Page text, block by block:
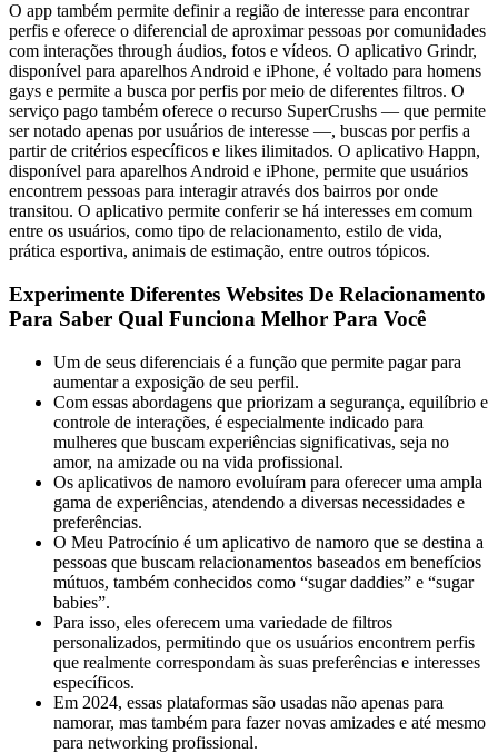
O app também permite definir a região de interesse para encontrar
perfis e oferece o diferencial de aproximar pessoas por comunidades
com interações through áudios, fotos e vídeos. O aplicativo Grindr,
disponível para aparelhos Android e iPhone, é voltado para homens
gays e permite a busca por perfis por meio de diferentes filtros. O
serviço pago também oferece o recurso SuperCrushs — que permite
ser notado apenas por usuários de interesse —, buscas por perfis a
partir de critérios específicos e likes ilimitados. O aplicativo Happn,
disponível para aparelhos Android e iPhone, permite que usuários
encontrem pessoas para interagir através dos bairros por onde
transitou. O aplicativo permite conferir se há interesses em comum
entre os usuários, como tipo de relacionamento, estilo de vida,
prática esportiva, animais de estimação, entre outros tópicos.
Experimente Diferentes Websites De Relacionamento
Para Saber Qual Funciona Melhor Para Você
Um de seus diferenciais é a função que permite pagar para
aumentar a exposição de seu perfil.
Com essas abordagens que priorizam a segurança, equilíbrio e
controle de interações, é especialmente indicado para
mulheres que buscam experiências significativas, seja no
amor, na amizade ou na vida profissional.
Os aplicativos de namoro evoluíram para oferecer uma ampla
gama de experiências, atendendo a diversas necessidades e
preferências.
O Meu Patrocínio é um aplicativo de namoro que se destina a
pessoas que buscam relacionamentos baseados em benefícios
mútuos, também conhecidos como “sugar daddies” e “sugar
babies”.
Para isso, eles oferecem uma variedade de filtros
personalizados, permitindo que os usuários encontrem perfis
que realmente correspondam às suas preferências e interesses
específicos.
Em 2024, essas plataformas são usadas não apenas para
namorar, mas também para fazer novas amizades e até mesmo
para networking profissional.